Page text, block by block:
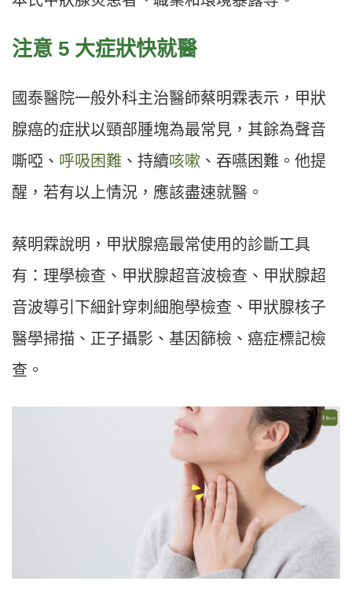
注意 5 大症狀快就醫
國泰醫院一般外科主治醫師蔡明霖表示，甲狀
腺癌的症狀以頸部腫塊為最常見，其餘為聲音
嘶啞、 呼吸困難 、持續咳嗽 、吞嚥困難。他提
醒，若有以上情況，應該盡速就醫。
蔡明霖說明，甲狀腺癌最常使用的診斷工具
有：理學檢查、甲狀腺超音波檢查、甲狀腺超
音波導引下細針穿刺細胞學檢查、甲狀腺核子
醫學掃描、正子攝影、基因篩檢、癌症標記檢
查。